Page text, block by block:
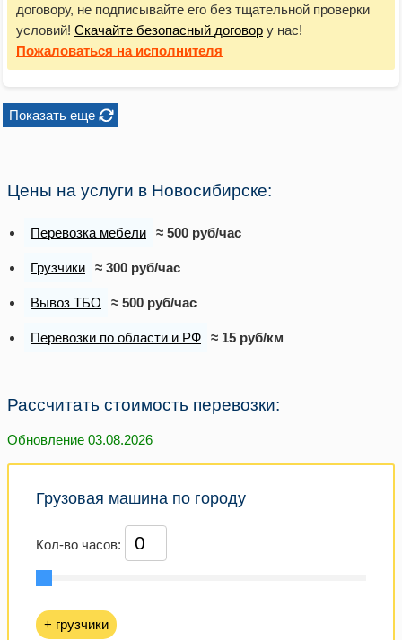
договору, не подписывайте его без тщательной проверки
условий! Скачайте безопасный договор у нас!
Пожаловаться на исполнителя
Показать еще
Цены на услуги в Новосибирске:
Перевозка мебели ≈ 500 руб/час
Грузчики ≈ 300 руб/час
Вывоз ТБО ≈ 500 руб/час
Перевозки по области и РФ ≈ 15 руб/км
Рассчитать стоимость перевозки:
Обновление 03.08.2026
Грузовая машина по городу
Кол-во часов:
+ грузчики